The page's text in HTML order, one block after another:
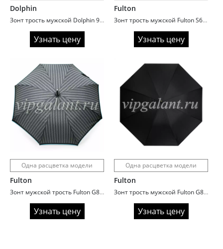
Dolphin
Зонт трость мужской Dolphin 931R президентский
Узнать цену
Fulton
Зонт трость мужской Fulton S667/01 Technoflex
Узнать цену
Одна расцветка модели
Fulton
Зонт мужской трость Fulton G832/2197 ModernHerringbon (Рисунок в елочку)
Узнать цену
Одна расцветка модели
Fulton
Зонт трость мужской Fulton G808/01 Consul Black
Узнать цену